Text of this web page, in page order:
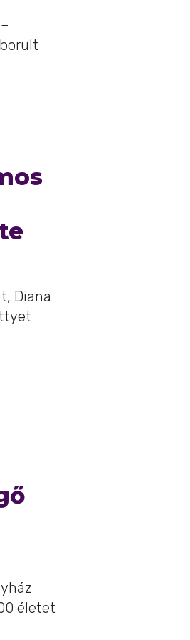
Diana
életet